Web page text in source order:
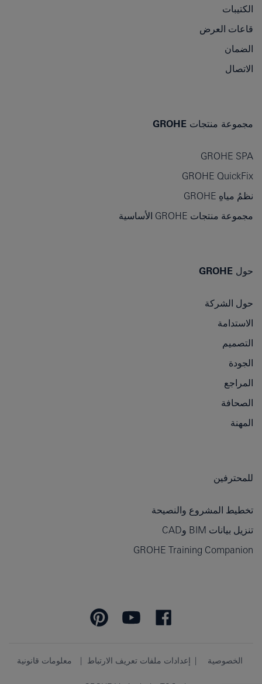
الكتيبات
قاعات العرض
الضمان
الاتصال
مجموعة منتجات GROHE
GROHE SPA
GROHE QuickFix
نظمُ مياهِ GROHE
مجموعة منتجات GROHE الأساسية
حول GROHE
حول الشركة
الاستدامة
التصميم
الجودة
المراجع
الصحافة
المهنة
للمحترفين
تخطيط المشروع والنصيحة
تنزيل بيانات BIM وCAD
GROHE Training Companion
الخصوصية إعدادات ملفات تعريف الارتباط معلومات قانونية